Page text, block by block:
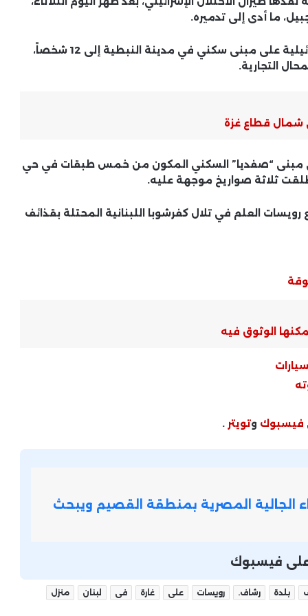
ما أدى إلى تدميره.
وفي هذا السياق، ارتفع عدد الجرحى في الغارة الإسرائيلية على مبنى سكني في مدينة النبطية إلى 12 شخصاً،
التجارية.
شمال قطاع غزة
على مبنى “صفديا” السكني المكون من خمس طبقات في حي
ثلاثة صواريخ موجهة عليه.
العلم في تلال كفرشوبا اللبنانية المحتلة بقذائف
الوثوق فيه
فيسبوك وتويتر .
الجالية المصرية بمنطقة القصيم ويبحث
على فيسبوك
بلدة رشاف. رويسات على غارة فى لبنان
منزل
أسعار الذهب في الأسواق العربية ..
والمستهلكين
نواف سلام يدعو لإنهاء “المغامرات
العبثية”: لا إنقاذ للبنان إلا بمنطق